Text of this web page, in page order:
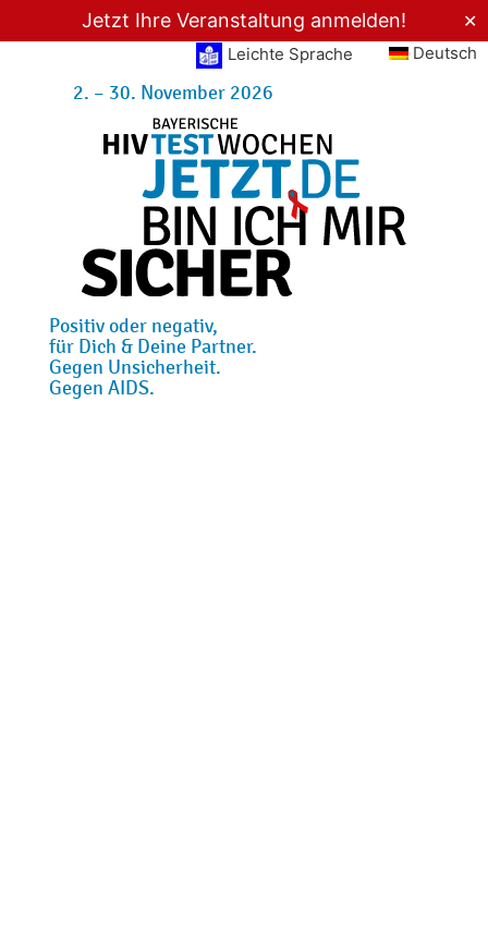
Jetzt Ihre Veranstaltung anmelden!
✕
Leichte Sprache
Deutsch
2. – 30. November 2026
Positiv oder negativ,
für Dich & Deine Partner.
Gegen Unsicherheit.
Gegen AIDS.